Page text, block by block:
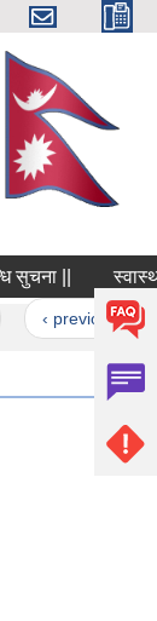
|| स्वास्थ्य
‹ previous …